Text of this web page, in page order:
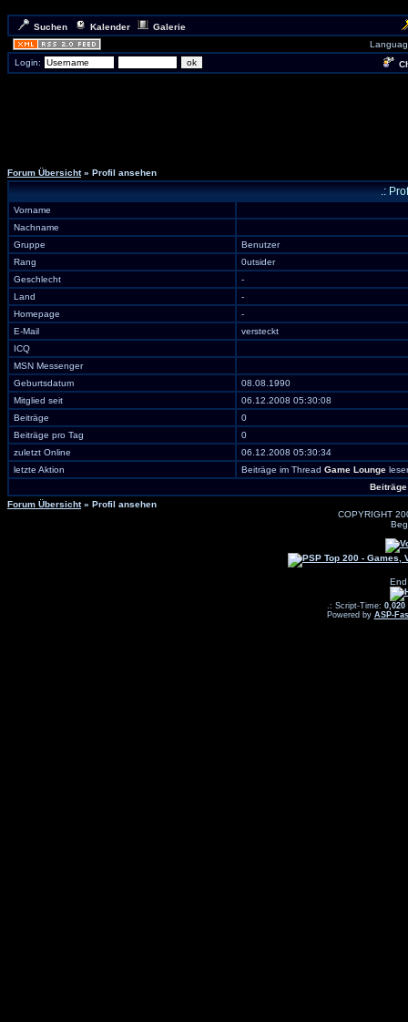
Suchen Kalender
Galerie
Login:
Forum Übersicht» Profil ansehen
.:
Vorname
Nachname
Gruppe
Benutzer
Rang
0utsider
Geschlecht
-
Land
-
Homepage
-
E-Mail
versteckt
ICQ
MSN Messenger
Geburtsdatum
08.08.1990
Mitglied seit
06.12.2008 05:30:08
Beiträge
0
Beiträge pro Tag
0
zuletzt Online
06.12.2008 05:30:34
letzte Aktion
Beiträge im Thread Game Lounge
Forum Übersicht» Profil ansehen
COPYRIGHT
.: Script-Time: 0,020
Powered by ASP-